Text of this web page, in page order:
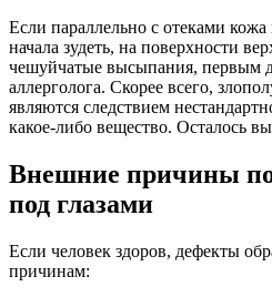
Если параллельно с отеками кожа
начала зудеть, на поверхности
чешуйчатые высыпания, первым
аллерголога. Скорее всего,
являются следствием
какое-либо вещество. Осталось
Внешние причины
под глазами
Если человек здоров, дефекты
причинам: